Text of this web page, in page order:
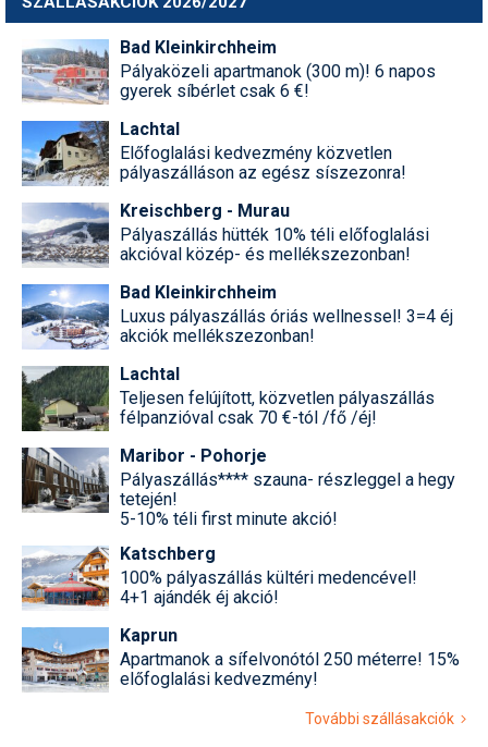
Síszerviz
Sítechnika
Síugrás
Snowboard
Snowboardfelszerelés
Sportorvos
Szakértők
Szánkó
Szótárak
Téli sportok
Termékajánló
Történelem
Túrasí
Utasbiztosítás
Bad Kleinkirchheim
Pályaközeli apartmanok (300 m)! 6 napos
gyerek síbérlet csak 6 €!
Lachtal
Előfoglalási kedvezmény közvetlen
pályaszálláson az egész síszezonra!
Kreischberg - Murau
Pályaszállás hütték 10% téli előfoglalási
akcióval közép- és mellékszezonban!
Bad Kleinkirchheim
Luxus pályaszállás óriás wellnessel! 3=4 éj
akciók mellékszezonban!
Lachtal
Teljesen felújított, közvetlen pályaszállás
félpanzióval csak 70 €-tól /fő /éj!
Maribor - Pohorje
Pályaszállás**** szauna- részleggel a hegy
tetején!
5-10% téli first minute akció!
Katschberg
100% pályaszállás kültéri medencével!
4+1 ajándék éj akció!
Kaprun
Apartmanok a sífelvonótól 250 méterre! 15%
előfoglalási kedvezmény!
További szállásakciók